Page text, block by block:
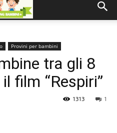
Provini per bambini
tra gli 8
film “Respiri”
1
1313